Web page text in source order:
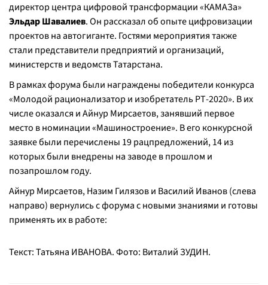
директор центра цифровой трансформации «КАМАЗа»
Эльдар Шавалиев. Он рассказал об опыте цифровизации
проектов на автогиганте. Гостями мероприятия также
стали представители предприятий и организаций,
министерств и ведомств Татарстана.
В рамках форума были награждены победители конкурса
«Молодой рационализатор и изобретатель РТ-2020». В их
числе оказался и Айнур Мирсаетов, занявший первое
место в номинации «Машиностроение». В его конкурсной
заявке были перечислены 19 рацпредложений, 14 из
которых были внедрены на заводе в прошлом и
позапрошлом году.
Айнур Мирсаетов, Назим Гилязов и Василий Иванов (слева
направо) вернулись с форума с новыми знаниями и готовы
применять их в работе:
Текст: Татьяна ИВАНОВА. Фото: Виталий ЗУДИН.